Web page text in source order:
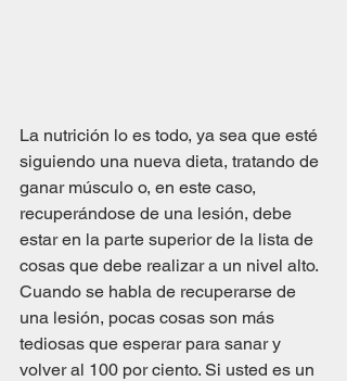
La nutrición lo es todo, ya sea que esté
siguiendo una nueva dieta, tratando de
ganar músculo o, en este caso,
recuperándose de una lesión, debe
estar en la parte superior de la lista de
cosas que debe realizar a un nivel alto.
Cuando se habla de recuperarse de
una lesión, pocas cosas son más
tediosas que esperar para sanar y
volver al 100 por ciento. Si usted es un